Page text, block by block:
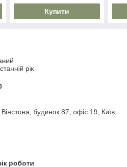
Купити
рік
будинок 87, офіс 19, Київ,
роботи